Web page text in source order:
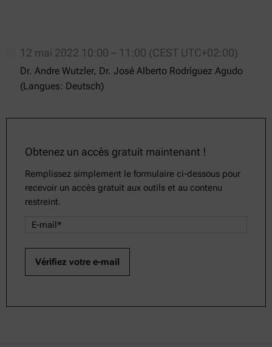
12 mai 2022 10:00 – 11:00 (CEST UTC+02:00)
Dr. Andre Wutzler, Dr. José Alberto Rodríguez Agudo
(Langues: Deutsch)
Obtenez un accès gratuit maintenant !
Remplissez simplement le formulaire ci-dessous pour
recevoir un accès gratuit aux outils et au contenu
restreint.